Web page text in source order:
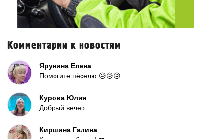
Комментарии к новостям
Ярунина Елена
Помогите пёселю 😥😥😥
Курова Юлия
Добрый вечер
Киршина Галина